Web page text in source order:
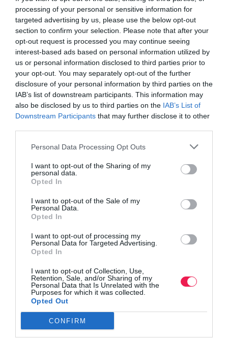
processing of your personal or sensitive information for
targeted advertising by us, please use the below opt-out
section to confirm your selection. Please note that after your
opt-out request is processed you may continue seeing
interest-based ads based on personal information utilized by
us or personal information disclosed to third parties prior to
your opt-out. You may separately opt-out of the further
disclosure of your personal information by third parties on the
IAB’s list of downstream participants. This information may
also be disclosed by us to third parties on the IAB’s List of
Downstream Participants that may further disclose it to other
Personal Data Processing Opt Outs
I want to opt-out of the Sharing of my
personal data.
Opted In
I want to opt-out of the Sale of my
Personal Data.
Opted In
I want to opt-out of processing my
Personal Data for Targeted Advertising.
Opted In
I want to opt-out of Collection, Use,
Retention, Sale, and/or Sharing of my
Personal Data that Is Unrelated with the
Purposes for which it was collected.
Opted Out
CONFIRM